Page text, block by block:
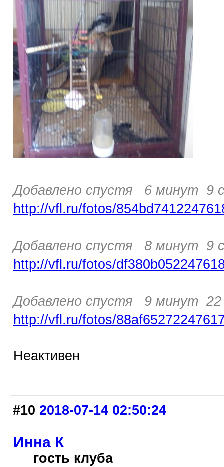
Добавлено спустя 6 минут 9
http://vfl.ru/fotos/
Добавлено спустя 8 минут 9
http://vfl.ru/fotos/
Добавлено спустя 9 минут 22
http://vfl.ru/fotos/
Неактивен
#10 2018-07-14 02:50:24
Инна К
гость клуба